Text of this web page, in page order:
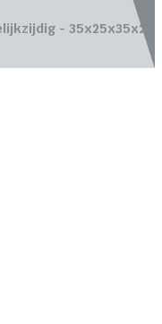
- 35x25x35x2